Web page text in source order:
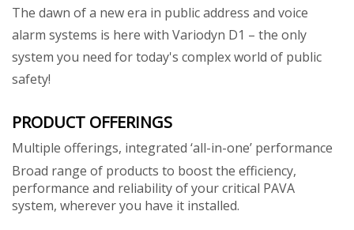
The dawn of a new era in public address and voice
alarm systems is here with Variodyn D1 – the only
system you need for today's complex world of public
safety!
PRODUCT OFFERINGS
Multiple offerings, integrated ‘all-in-one’ performance
Broad range of products to boost the efficiency,
performance and reliability of your critical PAVA
system, wherever you have it installed.